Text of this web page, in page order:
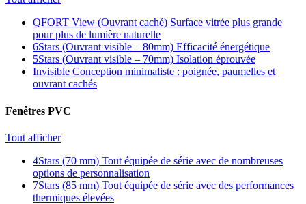
QFORT View (Ouvrant caché) Surface vitrée plus grande
pour plus de lumière naturelle
6Stars (Ouvrant visible – 80mm) Efficacité énergétique
5Stars (Ouvrant visible – 70mm) Isolation éprouvée
Invisible Conception minimaliste : poignée, paumelles et
ouvrant cachés
Fenêtres PVC
Tout afficher
4Stars (70 mm) Tout équipée de série avec de nombreuses
options de personnalisation
7Stars (85 mm) Tout équipée de série avec des performances
thermiques élevées